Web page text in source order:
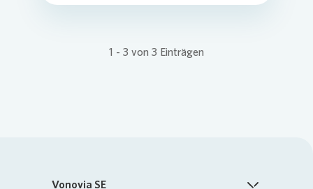
1 - 3 von 3 Einträgen
Vonovia SE